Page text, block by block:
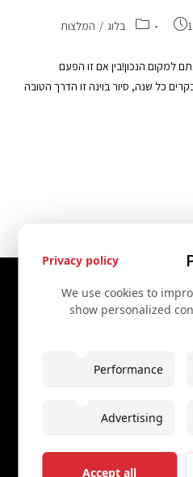
בלוג / המלצות
למקום הנכון!בין אם זו הפעם
כל שנה, סיור בוינה זו הדרך הטובה
קשר
+43
Privacy policy
We use cookies to
show personalized
Performance
Advertising
Accept all